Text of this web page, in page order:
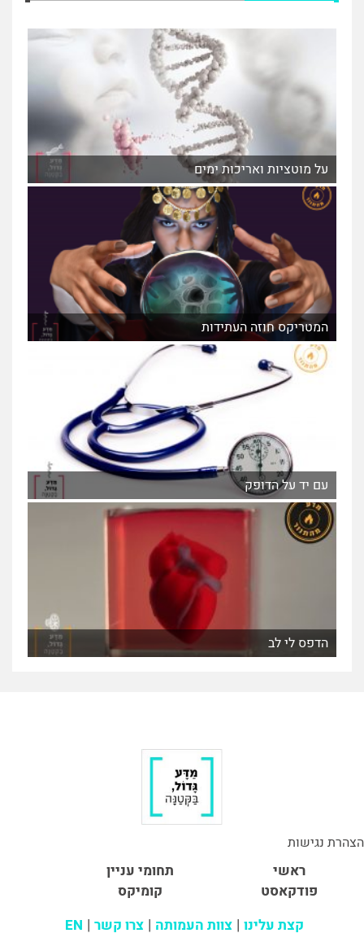
על מוטציות ואריכות ימים
המטריקס חוזה העתידות
עם יד על הדופק
הדפס לי לב
הצהרת נגישות
ראשי
תחומי עניין
פודקאסט
קומיקס
קצת עלינו צוות העמותה צרו קשר EN